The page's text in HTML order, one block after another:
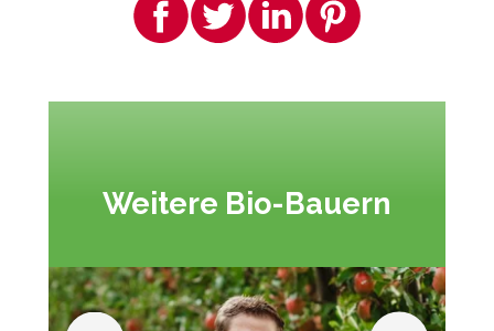
Weitere Bio-Bauern